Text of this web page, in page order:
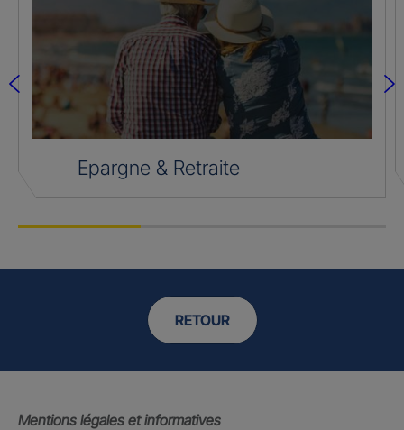
Epargne & Retraite
RETOUR
Mentions légales et informatives